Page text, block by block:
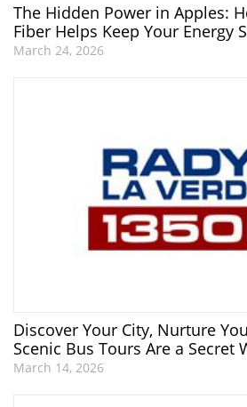
The Hidden Power in Apples:
Fiber Helps Keep Your Energy
March 24, 2026
Discover Your City, Nurture
Scenic Bus Tours Are a Secret
March 14, 2026